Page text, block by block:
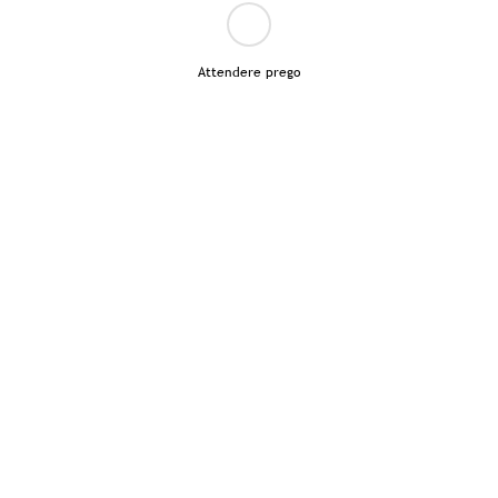
Attendere prego